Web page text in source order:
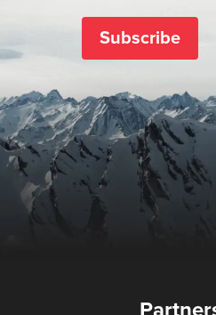
Subscribe